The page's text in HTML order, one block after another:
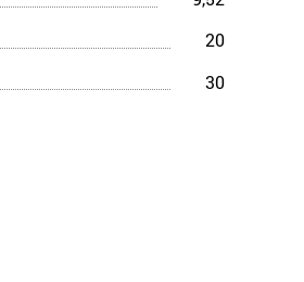
20
30